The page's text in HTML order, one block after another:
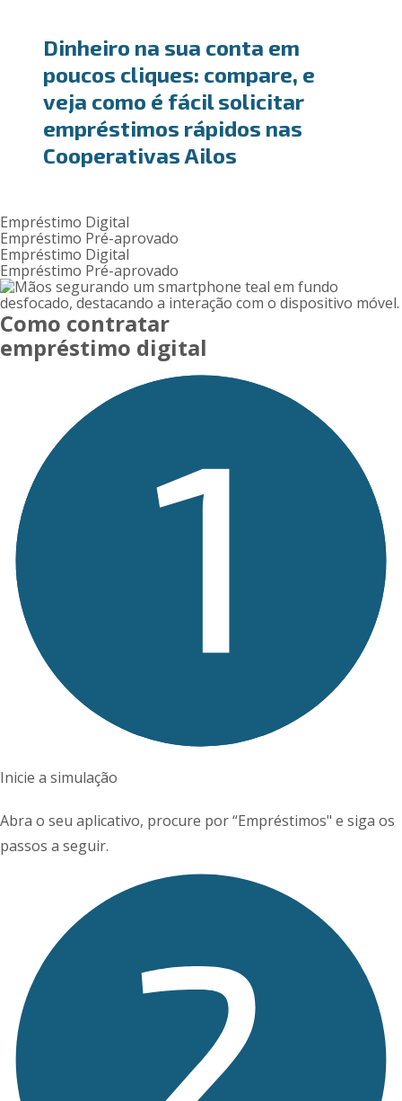
Dinheiro na sua conta em
poucos cliques: compare, e
veja como é fácil solicitar
empréstimos rápidos nas
Cooperativas Ailos
Empréstimo Digital
Empréstimo Pré-aprovado
Empréstimo Digital
Empréstimo Pré-aprovado
Como contratar
empréstimo digital
Inicie a simulação
Abra o seu aplicativo, procure por “Empréstimos" e siga os
passos a seguir.